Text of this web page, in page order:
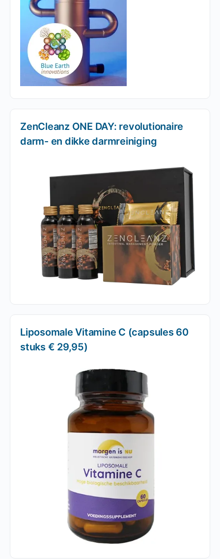
ZenCleanz ONE DAY: revolutionaire
darm- en dikke darmreiniging
Liposomale Vitamine C (capsules 60
stuks € 29,95)